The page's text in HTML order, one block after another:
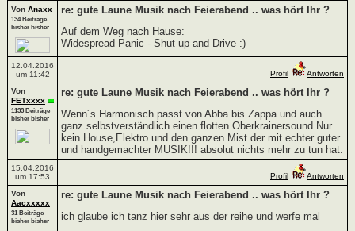
Von Anaxx
134 Beiträge
bisher bisher
re: gute Laune Musik nach Feierabend .. was hört Ihr ?
Auf dem Weg nach Hause:
Widespread Panic - Shut up and Drive :)
12.04.2016
um 11:42
Profil
Antworten
Von
FETxxxx
1133 Beiträge
bisher bisher
re: gute Laune Musik nach Feierabend .. was hört Ihr ?
Wenn´s Harmonisch passt von Abba bis Zappa und auch
ganz selbstverständlich einen flotten Oberkrainersound.Nur
kein House,Elektro und den ganzen Mist der mit echter guter
und handgemachter MUSIK!!! absolut nichts mehr zu tun hat.
15.04.2016
um 17:53
Profil
Antworten
Von
Aacxxxxx
31 Beiträge
bisher bisher
re: gute Laune Musik nach Feierabend .. was hört Ihr ?
ich glaube ich tanz hier sehr aus der reihe und werfe mal